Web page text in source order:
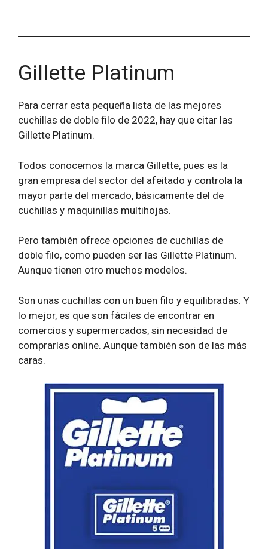
Gillette Platinum
Para cerrar esta pequeña lista de las mejores
cuchillas de doble filo de 2022, hay que citar las
Gillette Platinum.
Todos conocemos la marca Gillette, pues es la
gran empresa del sector del afeitado y controla la
mayor parte del mercado, básicamente del de
cuchillas y maquinillas multihojas.
Pero también ofrece opciones de cuchillas de
doble filo, como pueden ser las Gillette Platinum.
Aunque tienen otro muchos modelos.
Son unas cuchillas con un buen filo y equilibradas. Y
lo mejor, es que son fáciles de encontrar en
comercios y supermercados, sin necesidad de
comprarlas online. Aunque también son de las más
caras.